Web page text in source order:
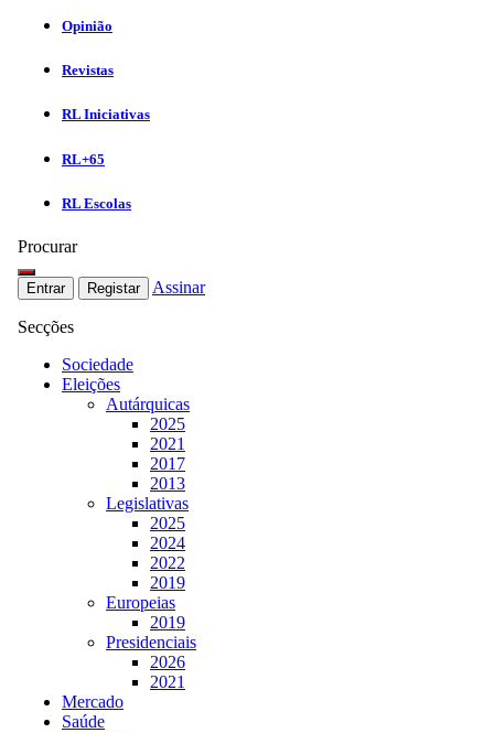
Opinião
Revistas
RL Iniciativas
RL+65
RL Escolas
Procurar
Entrar Registar Assinar
Secções
Sociedade
Eleições
Autárquicas
2025
2021
2017
2013
Legislativas
2025
2024
2022
2019
Europeias
2019
Presidenciais
2026
2021
Mercado
Saúde